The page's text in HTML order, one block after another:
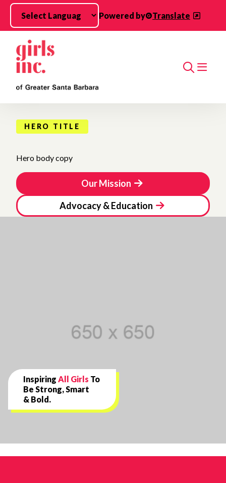
Skip to main content
Powered by
Translate
Search
HERO TITLE
Hero body copy
Our Mission
Advocacy & Education
Inspiring All Girls To
Be Strong, Smart
& Bold.